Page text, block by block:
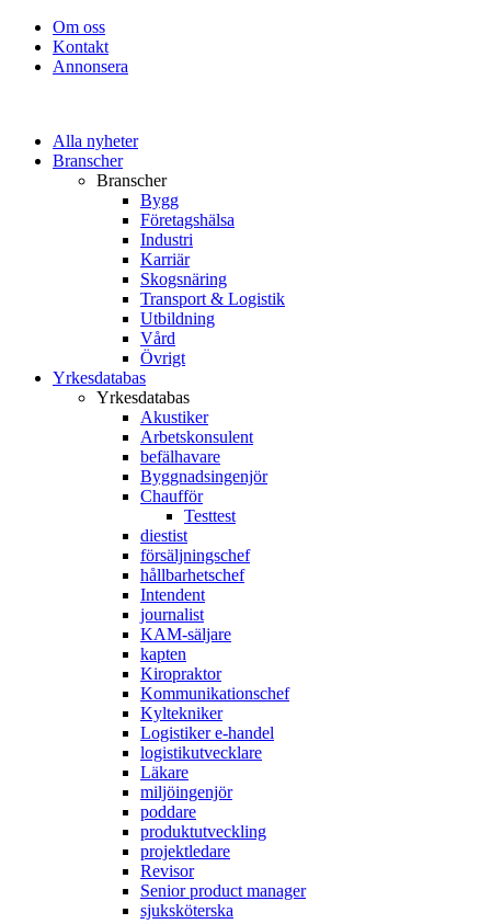
Om oss
Kontakt
Annonsera
Alla nyheter
Branscher
Branscher
Bygg
Företagshälsa
Industri
Karriär
Skogsnäring
Transport & Logistik
Utbildning
Vård
Övrigt
Yrkesdatabas
Yrkesdatabas
Akustiker
Arbetskonsulent
befälhavare
Byggnadsingenjör
Chaufför
Testtest
diestist
försäljningschef
hållbarhetschef
Intendent
journalist
KAM-säljare
kapten
Kiropraktor
Kommunikationschef
Kyltekniker
Logistiker e-handel
logistikutvecklare
Läkare
miljöingenjör
poddare
produktutveckling
projektledare
Revisor
Senior product manager
sjuksköterska